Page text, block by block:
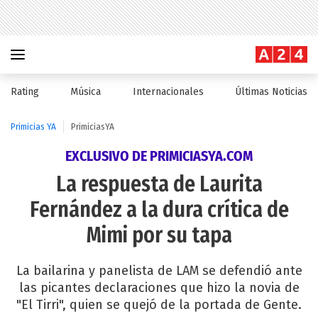
Rating Música Internacionales Últimas Noticias
Primicias YA PrimiciasYA
EXCLUSIVO DE PRIMICIASYA.COM
La respuesta de Laurita
Fernández a la dura crítica de
Mimi por su tapa
La bailarina y panelista de LAM se defendió ante
las picantes declaraciones que hizo la novia de
"El Tirri", quien se quejó de la portada de Gente.